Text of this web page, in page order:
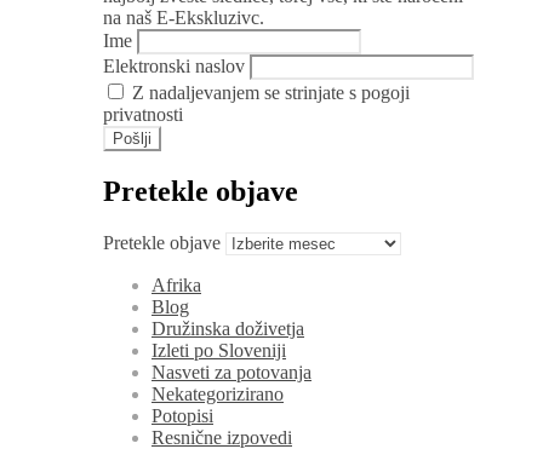
na naš E-Ekskluzivc.
Ime
Elektronski naslov
Z nadaljevanjem se strinjate s pogoji
privatnosti
Pretekle objave
Pretekle objave
Afrika
Blog
Družinska doživetja
Izleti po Sloveniji
Nasveti za potovanja
Nekategorizirano
Potopisi
Resnične izpovedi